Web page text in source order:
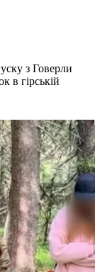
з Говерли
в гірській